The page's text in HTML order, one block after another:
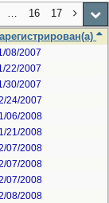
… 16
17
08/2007
22/2007
30/2007
24/2007
06/2008
21/2008
07/2008
07/2008
07/2008
08/2008